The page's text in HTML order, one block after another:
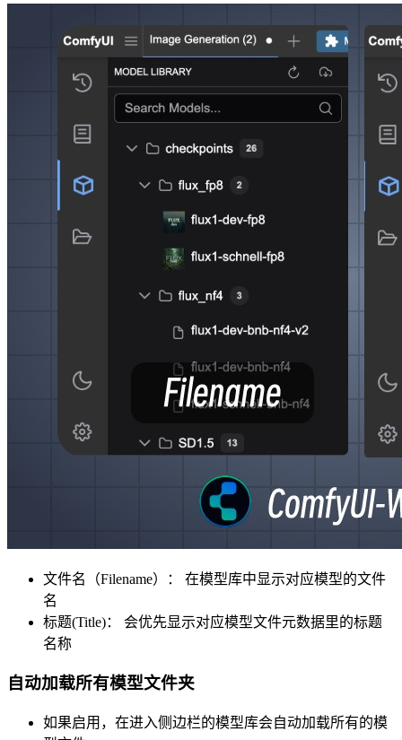
文件名（Filename）： 在模型库中显示对应模型的文件
名
标题(Title)： 会优先显示对应模型文件元数据里的标题
名称
自动加载所有模型文件夹
如果启用，在进入侧边栏的模型库会自动加载所有的模